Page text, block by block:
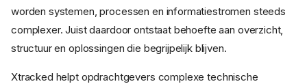
worden systemen, processen en informatiestromen steeds
complexer. Juist daardoor ontstaat behoefte aan overzicht,
structuur en oplossingen die begrijpelijk blijven.
Xtracked helpt opdrachtgevers complexe technische